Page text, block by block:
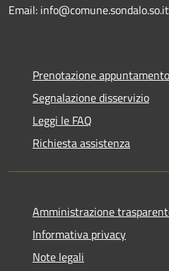
Email: info@comune.sondalo.so.it
Prenotazione appuntamento
Segnalazione disservizio
Leggi le FAQ
Richiesta assistenza
Amministrazione
Informativa privacy
Note legali